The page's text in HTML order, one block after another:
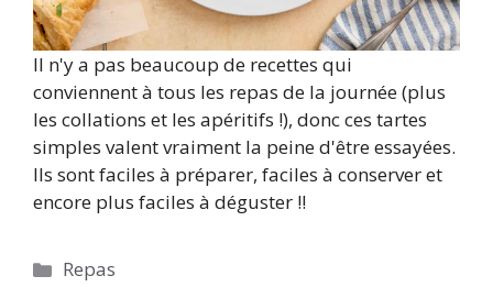
Il n'y a pas beaucoup de recettes qui
conviennent à tous les repas de la journée (plus
les collations et les apéritifs !), donc ces tartes
simples valent vraiment la peine d'être essayées.
Ils sont faciles à préparer, faciles à conserver et
encore plus faciles à déguster !!
Catégories
Repas